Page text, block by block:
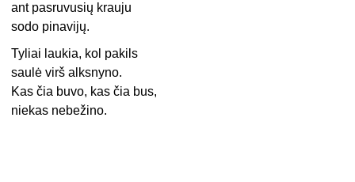
ant pasruvusių krauju
sodo pinavijų.
Tyliai laukia, kol pakils
saulė virš alksnyno.
Kas čia buvo, kas čia bus,
niekas nebežino.